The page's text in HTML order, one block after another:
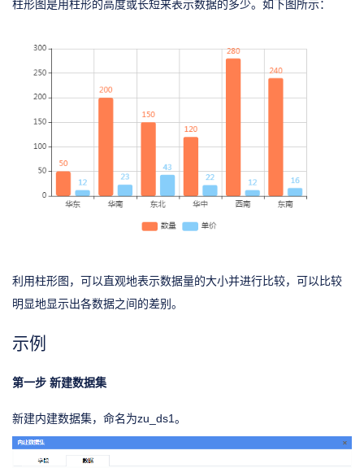
柱形图是用柱形的高度或长短来表示数据的多少。如下图所示：
利用柱形图，可以直观地表示数据量的大小并进行比较，可以比较
明显地显示出各数据之间的差别。
示例
第一步 新建数据集
新建内建数据集，命名为zu_ds1。